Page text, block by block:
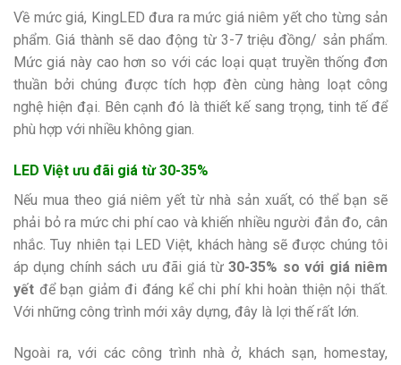
Về mức giá, KingLED đưa ra mức giá niêm yết cho từng sản
phẩm. Giá thành sẽ dao động từ 3-7 triệu đồng/ sản phẩm.
Mức giá này cao hơn so với các loại quạt truyền thống đơn
thuần bởi chúng được tích hợp đèn cùng hàng loạt công
nghệ hiện đại. Bên cạnh đó là thiết kế sang trọng, tinh tế để
phù hợp với nhiều không gian.
LED Việt ưu đãi giá từ 30-35%
Nếu mua theo giá niêm yết từ nhà sản xuất, có thể bạn sẽ
phải bỏ ra mức chi phí cao và khiến nhiều người đắn đo, cân
nhắc. Tuy nhiên tại LED Việt, khách hàng sẽ được chúng tôi
áp dụng chính sách ưu đãi giá từ30-35% so với giá niêm
yết để bạn giảm đi đáng kể chi phí khi hoàn thiện nội thất.
Với những công trình mới xây dựng, đây là lợi thế rất lớn.
Ngoài ra, với các công trình nhà ở, khách sạn, homestay,